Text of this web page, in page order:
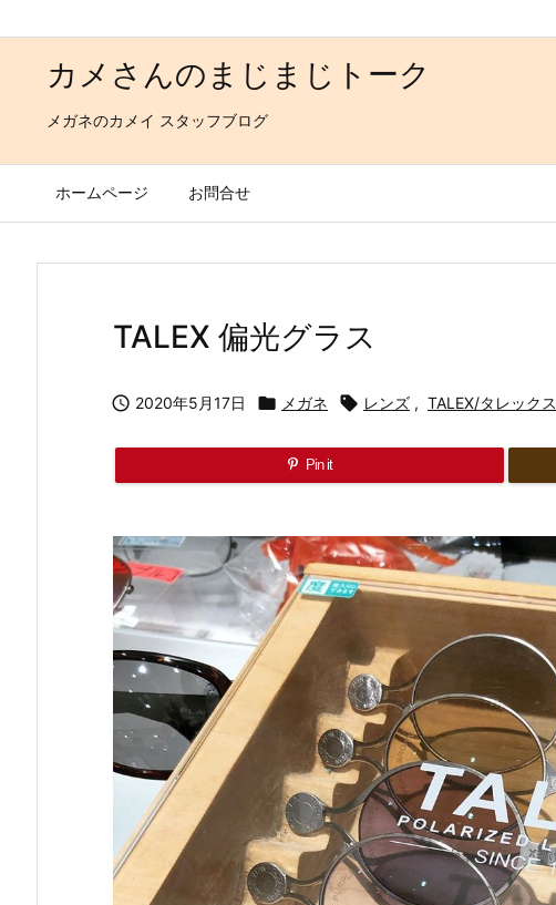
カメさんのまじまじトーク
メガネのカメイ スタッフブログ
ホームページ お問合せ
TALEX 偏光グラス
 2020年5月17日  メガネ  レンズ , TALEX/タレックス
Pin it